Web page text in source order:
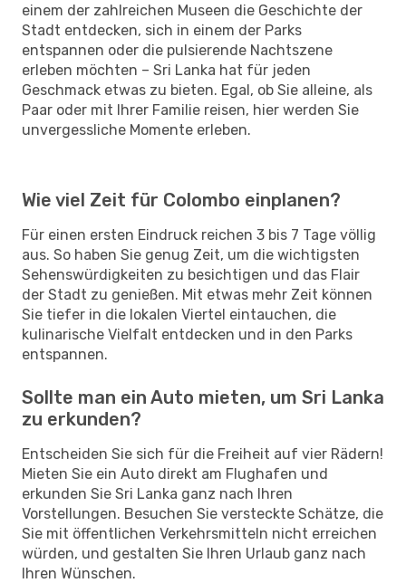
einem der zahlreichen Museen die Geschichte der
Stadt entdecken, sich in einem der Parks
entspannen oder die pulsierende Nachtszene
erleben möchten – Sri Lanka hat für jeden
Geschmack etwas zu bieten. Egal, ob Sie alleine, als
Paar oder mit Ihrer Familie reisen, hier werden Sie
unvergessliche Momente erleben.
Wie viel Zeit für Colombo einplanen?
Für einen ersten Eindruck reichen 3 bis 7 Tage völlig
aus. So haben Sie genug Zeit, um die wichtigsten
Sehenswürdigkeiten zu besichtigen und das Flair
der Stadt zu genießen. Mit etwas mehr Zeit können
Sie tiefer in die lokalen Viertel eintauchen, die
kulinarische Vielfalt entdecken und in den Parks
entspannen.
Sollte man ein Auto mieten, um Sri Lanka
zu erkunden?
Entscheiden Sie sich für die Freiheit auf vier Rädern!
Mieten Sie ein Auto direkt am Flughafen und
erkunden Sie Sri Lanka ganz nach Ihren
Vorstellungen. Besuchen Sie versteckte Schätze, die
Sie mit öffentlichen Verkehrsmitteln nicht erreichen
würden, und gestalten Sie Ihren Urlaub ganz nach
Ihren Wünschen.